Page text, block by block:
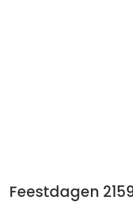
Feestdagen